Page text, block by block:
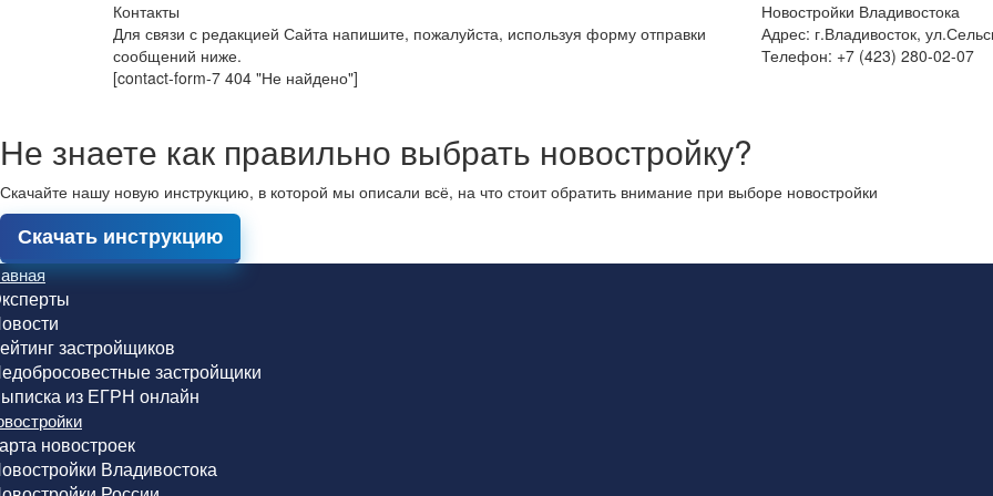
Контакты
Для связи с редакцией Сайта напишите, пожалуйста, используя форму отправки
сообщений ниже.
[contact-form-7 404 "Не найдено"]
Новостройки Владивостока
Адрес: г.Владивосток,
Телефон: +7 (423) 280-02-07
Не знаете как правильно выбрать новостройку?
Скачайте нашу новую инструкцию, в которой мы описали всё, на что стоит обратить внимание при выборе новостройки
Скачать инструкцию
застройщиков
застройщики
из ЕГРН онлайн
новостроек
Владивостока